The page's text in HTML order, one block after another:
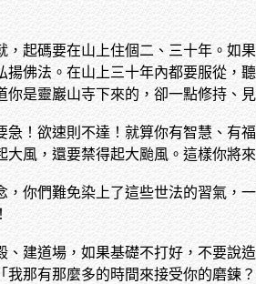
，起碼要在山上住個二、三十年。如
揚佛法。在山上三十年內都要服從，
你是靈巖山寺下來的，卻一點修持、
急！欲速則不達！就算你有智慧、有
大風，還要禁得起大颱風。這樣你將
，你們難免染上了這些世法的習氣，
、建道場，如果基礎不打好，不要說
我那有那麼多的時間來接受你的磨鍊